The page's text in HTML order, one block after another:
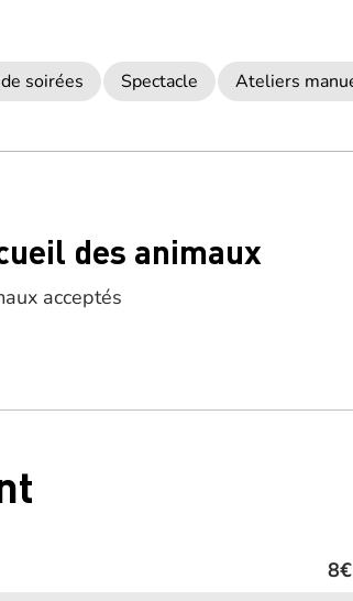
soirées Spectacle Ateliers
des animaux
acceptés
8€